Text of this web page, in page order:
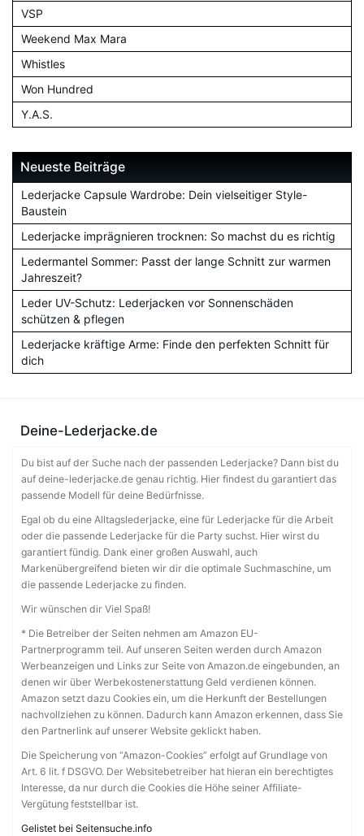
VSP
Weekend Max Mara
Whistles
Won Hundred
Y.A.S.
Neueste Beiträge
Lederjacke Capsule Wardrobe: Dein vielseitiger Style-
Baustein
Lederjacke imprägnieren trocknen: So machst du es richtig
Ledermantel Sommer: Passt der lange Schnitt zur warmen
Jahreszeit?
Leder UV-Schutz: Lederjacken vor Sonnenschäden
schützen & pflegen
Lederjacke kräftige Arme: Finde den perfekten Schnitt für
dich
Deine-Lederjacke.de
Du bist auf der Suche nach der passenden Lederjacke? Dann bist du
auf deine-lederjacke.de genau richtig. Hier findest du garantiert das
passende Modell für deine Bedürfnisse.
Egal ob du eine Alltagslederjacke, eine für Lederjacke für die Arbeit
oder die passende Lederjacke für die Party suchst. Hier wirst du
garantiert fündig. Dank einer großen Auswahl, auch
Markenübergreifend bieten wir dir die optimale Suchmaschine, um
die passende Lederjacke zu finden.
Wir wünschen dir Viel Spaß!
* Die Betreiber der Seiten nehmen am Amazon EU-
Partnerprogramm teil. Auf unseren Seiten werden durch Amazon
Werbeanzeigen und Links zur Seite von Amazon.de eingebunden, an
denen wir über Werbekostenerstattung Geld verdienen können.
Amazon setzt dazu Cookies ein, um die Herkunft der Bestellungen
nachvollziehen zu können. Dadurch kann Amazon erkennen, dass Sie
den Partnerlink auf unserer Website geklickt haben.
Die Speicherung von “Amazon-Cookies” erfolgt auf Grundlage von
Art. 6 lit. f DSGVO. Der Websitebetreiber hat hieran ein berechtigtes
Interesse, da nur durch die Cookies die Höhe seiner Affiliate-
Vergütung feststellbar ist.
Gelistet bei Seitensuche.info